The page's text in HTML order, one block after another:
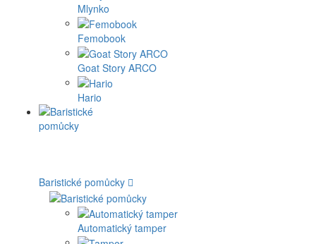
Mlynko
Femobook
Goat Story ARCO
Hario
Baristické pomůcky
Automatický tamper